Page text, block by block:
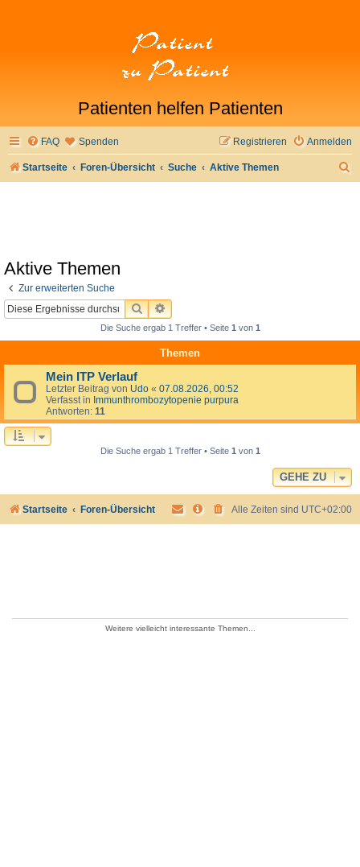
Patienten helfen Patienten
FAQ Spenden Anmelden
Registrieren
Startseite Foren-Übersicht Suche Aktive Themen
Aktive Themen
Zur erweiterten Suche
SUCHEERWEITERTE SUCHE
Die Suche ergab 1 Treffer • Seite 1von 1
Themen
Mein ITP Verlauf
Letzter Beitrag von Udo « 07.08.2026, 00:52
Verfasst in Immunthrombozytopenie purpura
Antworten: 11
Die Suche ergab 1 Treffer • Seite 1von 1
GEHE ZU
Startseite Foren-Übersicht Alle Zeiten sind UTC+02:00
Weitere vielleicht interessante Themen...